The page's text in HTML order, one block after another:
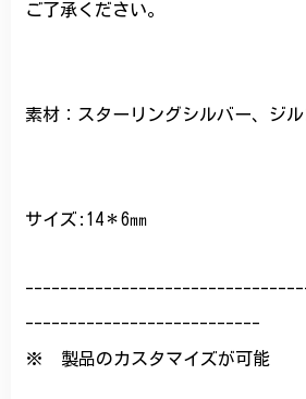
ご了承ください。
素材：スターリングシルバー、ジ
サイズ:14＊6㎜
---------------------------
※ 製品のカスタマイズが可能